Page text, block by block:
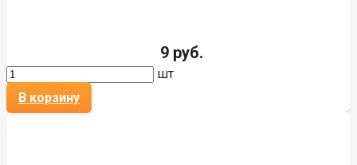
9 руб.
шт
В корзину